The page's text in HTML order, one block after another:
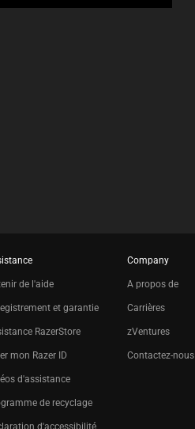
de l'aide
et garantie
RazerStore
mon Razer ID
d'assistance
de recyclage
d'accessibilité
Company
A propos de
Carrières
zVentures
Contactez-nous